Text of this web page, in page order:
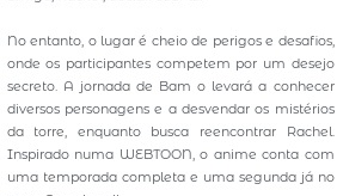
No entanto, o lugar é cheio de perigos e desafios,
onde os participantes competem por um desejo
secreto. A jornada de Bam o levará a conhecer
diversos personagens e a desvendar os mistérios
da torre, enquanto busca reencontrar Rachel.
Inspirado numa WEBTOON, o anime conta com
uma temporada completa e uma segunda já no